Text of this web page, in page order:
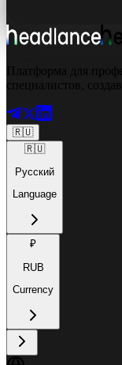
Платформа для
специалистов,
🇷🇺
🇷🇺
Русский
Language
₽
RUB
Currency